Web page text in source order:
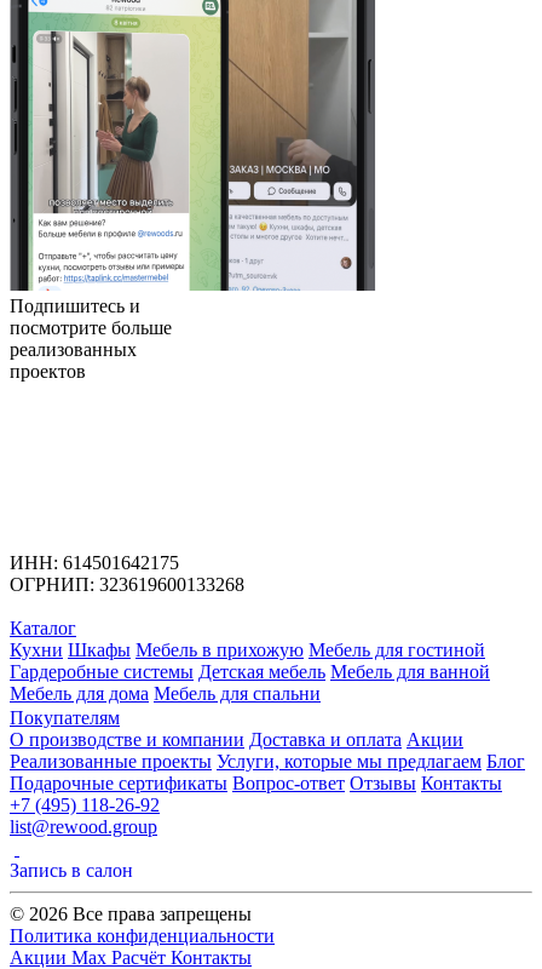
Подпишитесь и
посмотрите больше
реализованных
проектов
ИНН: 614501642175
ОГРНИП: 323619600133268
Каталог
Кухни Шкафы Мебель в прихожую Мебель для гостиной
Гардеробные системы Детская мебель Мебель для ванной
Мебель для дома Мебель для спальни
Покупателям
О производстве и компании Доставка и оплата Акции
Реализованные проекты Услуги, которые мы предлагаем Блог
Подарочные сертификаты Вопрос-ответ Отзывы Контакты
+7 (495) 118-26-92
list@rewood.group
Запись в салон
© 2026 Все права запрещены
Политика конфиденциальности
Акции Max Расчёт Контакты